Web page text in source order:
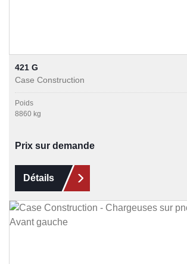
421 G
Case Construction
Poids
8860 kg
Prix sur demande
Détails